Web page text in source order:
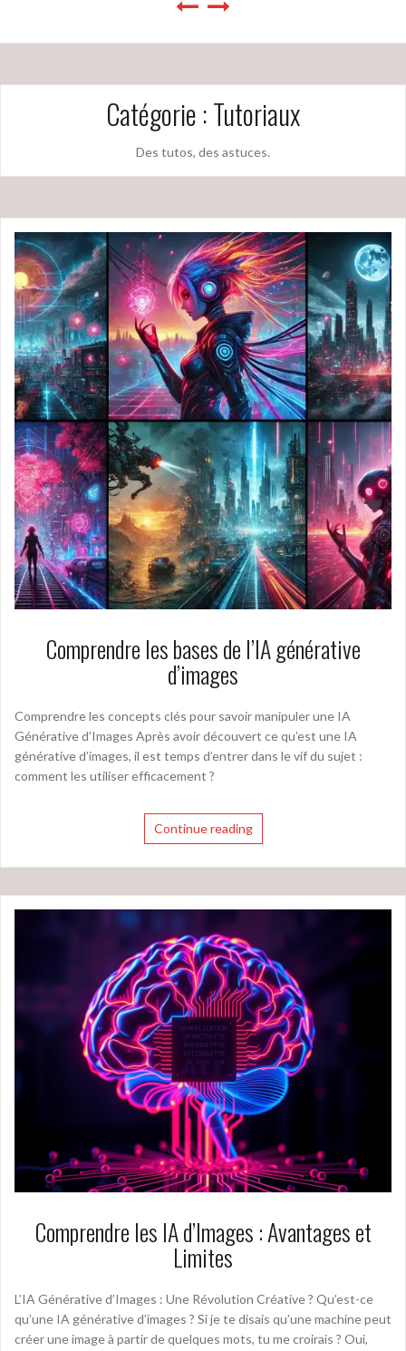
Catégorie :Tutoriaux
Des tutos, des astuces.
Comprendre les bases de l’IA générative
d’images
Comprendre les concepts clés pour savoir manipuler une IA
Générative d’Images Après avoir découvert ce qu’est une IA
générative d’images, il est temps d’entrer dans le vif du sujet :
comment les utiliser efficacement ?
Continue reading
Comprendre les IA d’Images : Avantages et
Limites
L’IA Générative d’Images : Une Révolution Créative ? Qu’est-ce
qu’une IA générative d’images ? Si je te disais qu’une machine peut
créer une image à partir de quelques mots, tu me croirais ? Oui,